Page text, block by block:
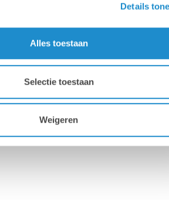
Details
Alles toestaan
Selectie toestaan
Weigeren
Support de 1ère ligne